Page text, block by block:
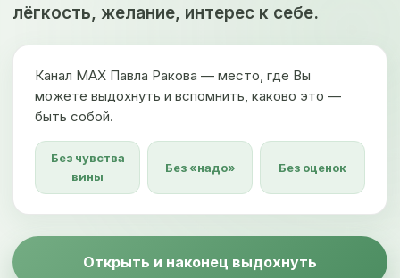
лёгкость, желание, интерес к себе.
Канал MAX Павла Ракова — место, где Вы
можете выдохнуть и вспомнить, каково это —
быть собой.
Без чувства
вины
Без «надо» Без оценок
Открыть и наконец выдохнуть